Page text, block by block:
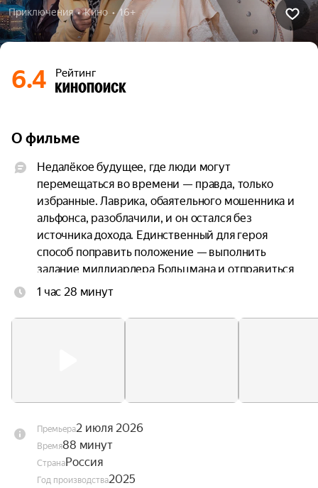
Приключения  •  Кино  •  16+
6.4 Рейтинг
О фильме
Недалёкое будущее, где люди могут
перемещаться во времени — правда, только
избранные. Лаврика, обаятельного мошенника и
альфонса, разоблачили, и он остался без
источника дохода. Единственный для героя
способ поправить положение — выполнить
задание миллиардера Больцмана и отправиться
в прошлое за кубком Гименея. Лаврик
охоту за артефактом, который находится в Кассе
Лаврик придумывает план, как перехитрить
Варю и с её помощью провернуть аферу.
1 час 28 минут
Премьера2 июля 2026
Время88 минут
СтранаРоссия
Год производства2025